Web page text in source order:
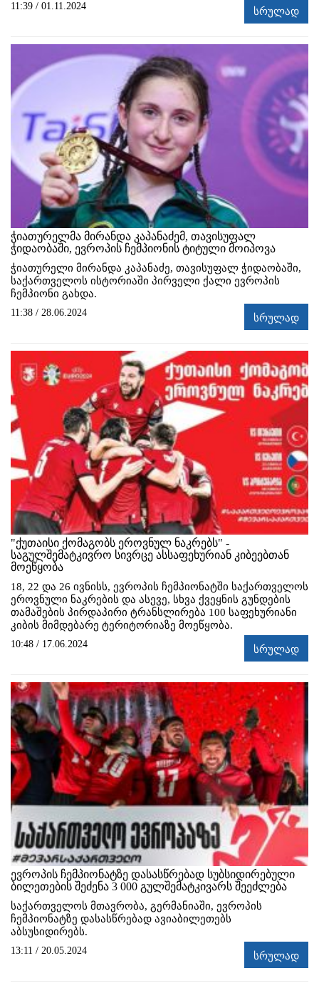
11:39 / 01.11.2024 სრულად
ჭიათურელმა მირანდა კაპანაძემ, თავისუფალ
ჭიდაობაში, ევროპის ჩემპიონის ტიტული მოიპოვა
ჭიათურელი მირანდა კაპანაძე, თავისუფალ ჭიდაობაში,
საქართველოს ისტორიაში პირველი ქალი ევროპის
ჩემპიონი გახდა.
11:38 / 28.06.2024 სრულად
"ქუთაისი ქომაგობს ეროვნულ ნაკრებს" -
საგულშემატკივრო სივრცე ასსაფეხურიან კიბეებთან
მოეწყობა
18, 22 და 26 ივნისს, ევროპის ჩემპიონატში საქართველოს
ეროვნული ნაკრების და ასევე, სხვა ქვეყნის გუნდების
თამაშების პირდაპირი ტრანსლირება 100 საფეხურიანი
კიბის მიმდებარე ტერიტორიაზე მოეწყობა.
10:48 / 17.06.2024 სრულად
ევროპის ჩემპიონატზე დასასწრებად სუბსიდირებული
ბილეთების შეძენა 3 000 გულშემატკივარს შეეძლება
საქართველოს მთავრობა, გერმანიაში, ევროპის
ჩემპიონატზე დასასწრებად ავიაბილეთებს
აბსუსიდირებს.
13:11 / 20.05.2024 სრულად